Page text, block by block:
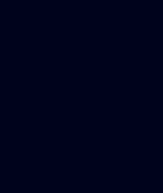
31
32
33